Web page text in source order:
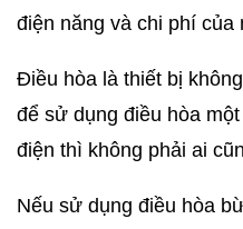
điện năng và chi phí của
Điều hòa là thiết bị
để sử dụng điều hòa
điện thì không phải ai
Nếu sử dụng điều hòa